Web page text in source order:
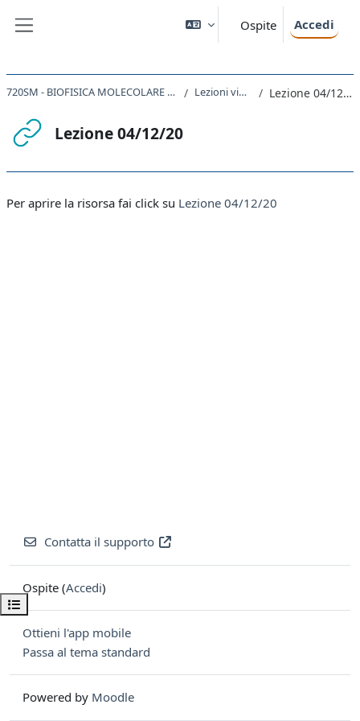
Ospite Accedi
Apri indice del corso
720SM - BIOFISICA MOLECOLARE 2020 Lezioni video Lezione 04/12/20
Lezione 04/12/20
Per aprire la risorsa fai click su Lezione 04/12/20
Contatta il supporto
Ospite (Accedi)
Ottieni l'app mobile
Passa al tema standard
Powered by Moodle